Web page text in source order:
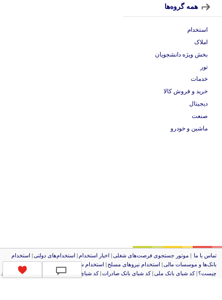
همه گروه‌ها
استخدام
املاک
بخش ویژه دانشجویان
تور
خدمات
خرید و فروش کالا
دیجیتال
صنعت
ماشین و خودرو
تماس با ما | موتور جستجوی فرصت‌های شغلی| اخبار استخدام |استخدام‌های دولتی| استخدام‌
بانک‌ها و موسسات مالی | استخدام‌ نیروهای مسلح |استخدام‌ شرکت‌های معتبر
چیست؟|کد شبای بانک ملی| کد شبای بانک صادرات |کد شبای بانک تجارت| کد شبای بانک سپه